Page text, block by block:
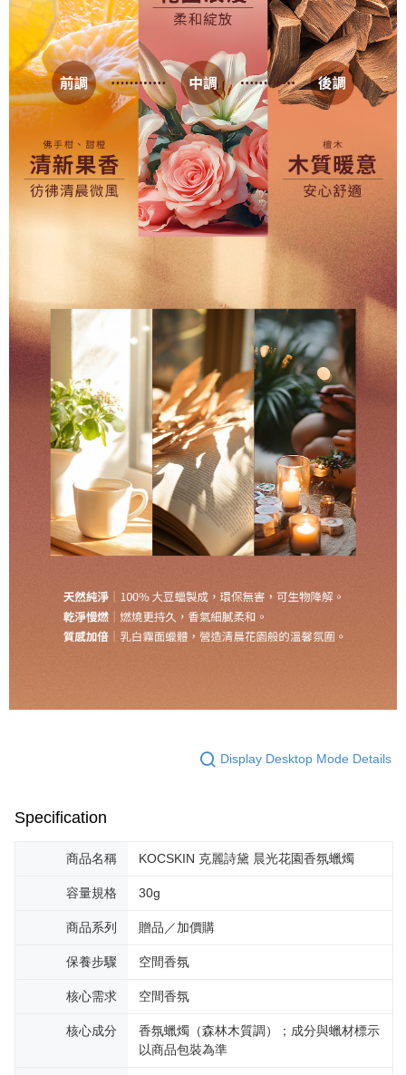
Display Desktop Mode Details
Specification
商品名稱 KOCSKIN 克麗詩黛 晨光花園香氛蠟燭
容量規格 30g
商品系列 贈品／加價購
保養步驟 空間香氛
核心需求 空間香氛
核心成分
香氛蠟燭（森林木質調）；成分與蠟材標示
以商品包裝為準